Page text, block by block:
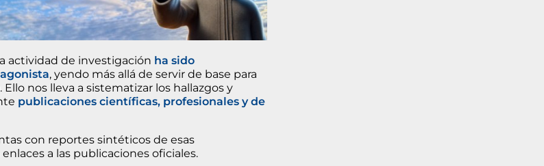
actividad de investigación ha sido
, yendo más allá de servir de base para
nos lleva a sistematizar los hallazgos y
publicaciones científicas, profesionales y de
con reportes sintéticos de esas
a las publicaciones oficiales.